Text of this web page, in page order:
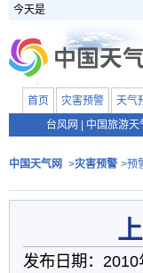
今天是
首页 灾害预警 天气
台风网
中国旅游天
中国天气网 >灾害预警 >预
发布日期：